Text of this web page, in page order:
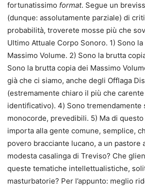
fortunatissimo format. Segue un
(dunque: assolutamente parziale) di
probabilità, troverete mosse più che
Ultimo Attuale Corpo Sonoro. 1) Sono
Massimo Volume. 2) Sono la brutta
Sono la brutta copia dei Massimo
già che ci siamo, anche degli Offlaga
(estremamente chiaro il più che
identificativo). 4) Sono tremendamente
monocorde, prevedibili. 5) Ma di
importa alla gente comune, semplice,
povero bracciante lucano, a un pastore
modesta casalinga di Treviso? Che
queste tematiche intellettualistiche,
masturbatorie? Per l’appunto: meglio